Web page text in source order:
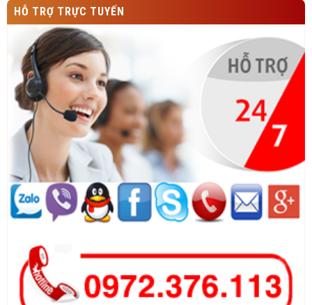
HỖ TRỢ TRỰC TUYẾN